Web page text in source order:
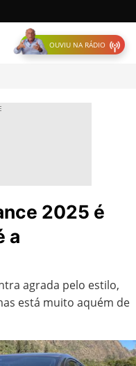
OUVIU NA RÁDIO
2025 é
a
agrada pelo estilo,
está muito aquém de